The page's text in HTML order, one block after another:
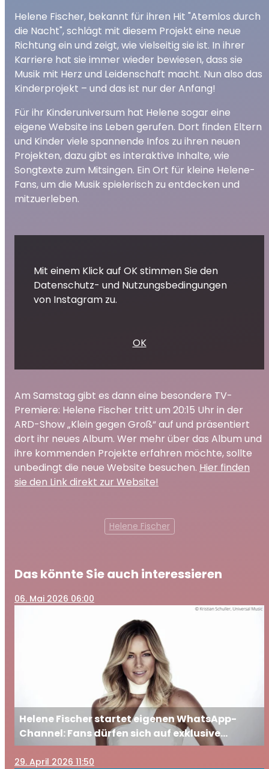
Helene Fischer, bekannt für ihren Hit "Atemlos durch
die Nacht", schlägt mit diesem Projekt eine neue
Richtung ein und zeigt, wie vielseitig sie ist. In ihrer
Karriere hat sie immer wieder bewiesen, dass sie
Musik mit Herz und Leidenschaft macht. Nun also das
Kinderprojekt – und das ist nur der Anfang!
Für ihr Kinderuniversum hat Helene sogar eine
eigene Website ins Leben gerufen. Dort finden Eltern
und Kinder viele spannende Infos zu ihren neuen
Projekten, dazu gibt es interaktive Inhalte, wie
Songtexte zum Mitsingen. Ein Ort für kleine Helene-
Fans, um die Musik spielerisch zu entdecken und
mitzuerleben.
Mit einem Klick auf OK stimmen Sie den
Datenschutz- und Nutzungsbedingungen
von Instagram zu.
OK
Am Samstag gibt es dann eine besondere TV-
Premiere: Helene Fischer tritt um 20:15 Uhr in der
ARD-Show „Klein gegen Groß“ auf und präsentiert
dort ihr neues Album. Wer mehr über das Album und
ihre kommenden Projekte erfahren möchte, sollte
unbedingt die neue Website besuchen. Hier finden
sie den Link direkt zur Website!
Helene Fischer
Das könnte Sie auch interessieren
06. Mai 2026 06:00
Helene Fischer startet eigenen WhatsApp-
Channel: Fans dürfen sich auf exklusive
Einblicke freuen
29. April 2026 11:50